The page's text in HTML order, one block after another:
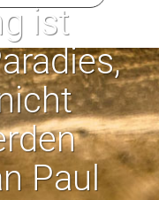
ist
Paul